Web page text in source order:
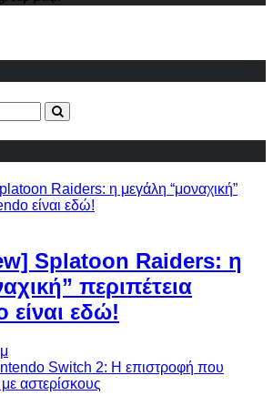
Splatoon Raiders: η
περιπέτεια
είναι εδώ!